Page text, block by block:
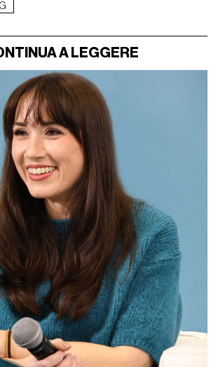
A LEGGERE